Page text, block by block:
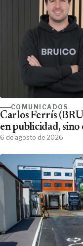
COMUNICADOS
Carlos Ferrís
en publicidad,
6 de agosto de 2026